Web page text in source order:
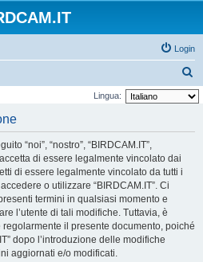
Login
e
Lingua:
“noi”, “nostro”, “BIRDCAM.IT”,
di essere legalmente vincolato dai
di essere legalmente vincolato da tutti i
o utilizzare “BIRDCAM.IT”. Ci
termini in qualsiasi momento e
l’utente di tali modifiche. Tuttavia, è
il presente documento, poiché
dopo l’introduzione delle modifiche
aggiornati e/o modificati.